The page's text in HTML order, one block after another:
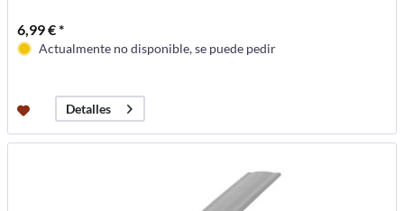
6,99 € *
Actualmente no disponible, se puede pedir
Detalles